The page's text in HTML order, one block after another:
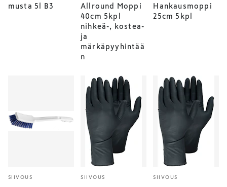
musta 5l B3
Allround Moppi
40cm 5kpl
nihkeä-, kostea-
ja
märkäpyyhintää
n
Hankausmoppi
25cm 5kpl
SIIVOUS SIIVOUS SIIVOUS